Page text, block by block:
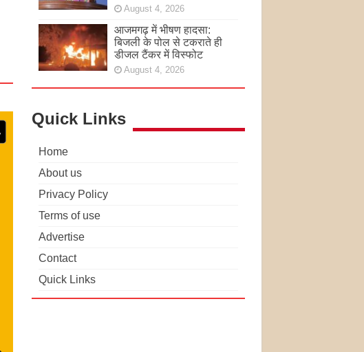
August 4, 2026
आजमगढ़ में भीषण हादसा:
बिजली के पोल से टकराते ही
डीजल टैंकर में विस्फोट
August 4, 2026
Quick Links
Home
About us
Privacy Policy
Terms of use
Advertise
Contact
Quick Links